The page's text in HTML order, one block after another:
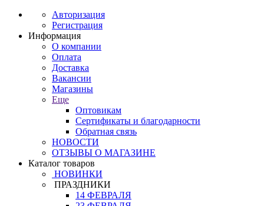
Авторизация
Регистрация
Информация
О компании
Оплата
Доставка
Вакансии
Магазины
Еще
Оптовикам
Сертификаты и благодарности
Обратная связь
НОВОСТИ
ОТЗЫВЫ О МАГАЗИНЕ
Каталог товаров
НОВИНКИ
ПРАЗДНИКИ
14 ФЕВРАЛЯ